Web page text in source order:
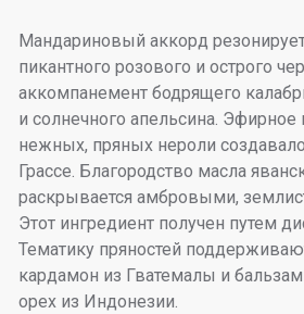
Мандариновый аккорд
пикантного розового и острого
аккомпанемент бодрящего
и солнечного апельсина. Эфирное
нежных, пряных нероли
Грассе. Благородство масла
раскрывается амбровыми,
Этот ингредиент получен путем
Тематику пряностей
кардамон из Гватемалы и
орех из Индонезии.